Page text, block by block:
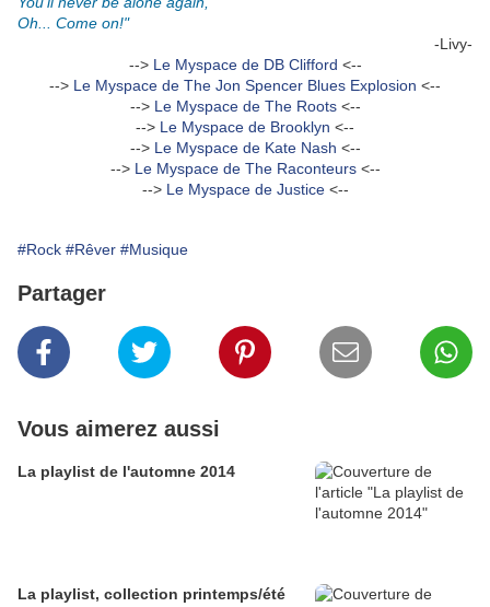
Oh... Come on!"
-Livy-
--> Le Myspace de DB Clifford <--
--> Le Myspace de The Jon Spencer Blues Explosion <--
--> Le Myspace de The Roots<--
--> Le Myspace de Brooklyn <--
--> Le Myspace de Kate Nash <--
--> Le Myspace de The Raconteurs<--
--> Le Myspace de Justice<--
#Rock #Rêver #Musique
Partager
Vous aimerez aussi
La playlist de l'automne 2014
La playlist, collection printemps/été